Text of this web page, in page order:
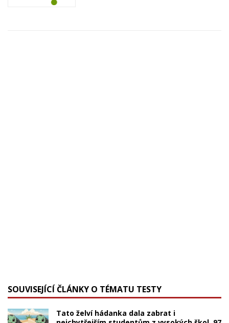
SOUVISEJÍCÍ ČLÁNKY O TÉMATU TESTY
Tato želví hádanka dala zabrat i